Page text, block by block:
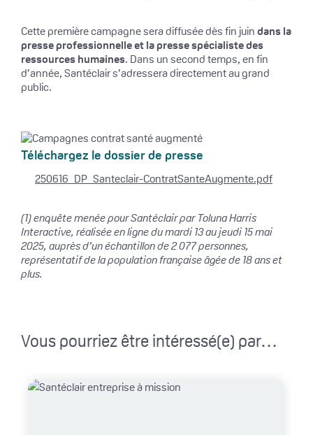
Cette première campagne sera diffusée dès fin juindans la
presse professionnelle et la presse spécialiste des
ressources humaines. Dans un second temps, en fin
d’année, Santéclair s’adressera directement au grand
public.
Téléchargez le dossier de presse
250616_DP_Santeclair-ContratSanteAugmente.pdf
(1) enquête menée pour Santéclair par Toluna Harris
Interactive, réalisée en ligne du mardi 13 au jeudi 15 mai
2025, auprès d’un échantillon de 2 077 personnes,
représentatif de la population française âgée de 18 ans et
plus.
Vous pourriez être intéressé(e) par…